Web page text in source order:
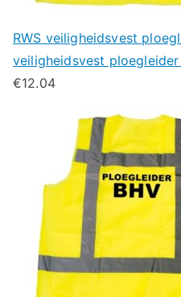
RWS veiligheidsvest
veiligheidsvest ploegleider
€12.04